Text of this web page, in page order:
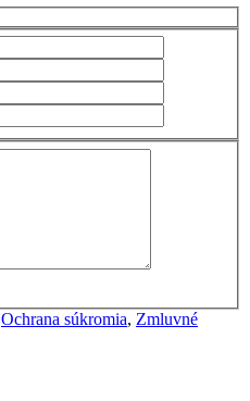
Ochrana súkromia, Zmluvné